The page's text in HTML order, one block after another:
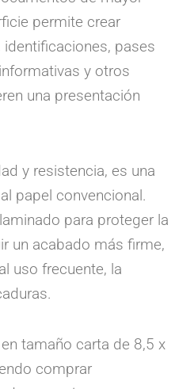
permite crear
identificaciones, pases
y otros
una presentación
y resistencia, es una
papel convencional.
para proteger la
un acabado más firme,
uso frecuente, la
tamaño carta de 8,5 x
comprar